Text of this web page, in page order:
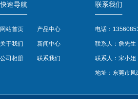
快速导航
网站首页 产品中心
关于我们 新闻中心
公司相册 联系我们
联系我们
电话：
联系人：詹先生
联系人：宋小姐
地址：东莞市凤